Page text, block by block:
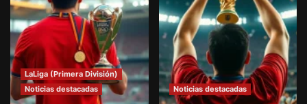
LaLiga (Primera División)
Noticias destacadas
Noticias destacadas